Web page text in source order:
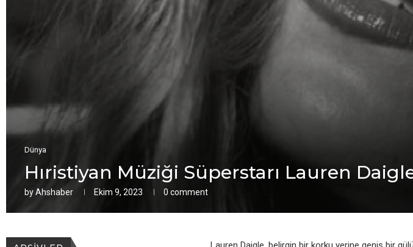
Dünya
Hıristiyan Müziği Süperstarı Lauren
byAhshaber Ekim 9, 2023 0 comment